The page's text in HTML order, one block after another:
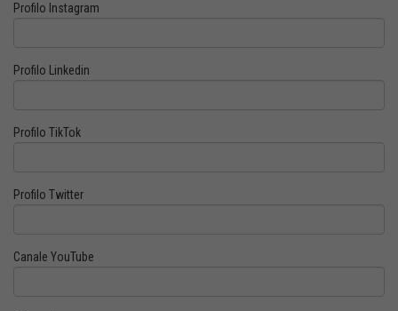
Profilo Instagram
Profilo Linkedin
Profilo TikTok
Profilo Twitter
Canale YouTube